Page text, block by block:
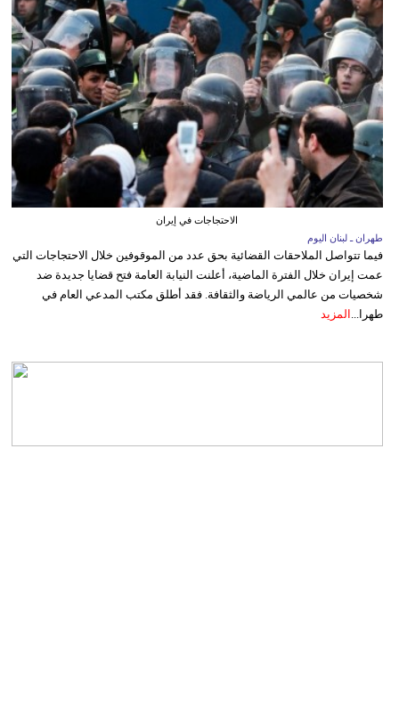
الاحتجاجات في إيران
طهران ـ لبنان اليوم
فيما تتواصل الملاحقات القضائية بحق عدد من الموقوفين خلال الاحتجاجات التي
عمت إيران خلال الفترة الماضية، أعلنت النيابة العامة فتح قضايا جديدة ضد
شخصيات من عالمي الرياضة والثقافة. فقد أطلق مكتب المدعي العام في
طهرا... المزيد